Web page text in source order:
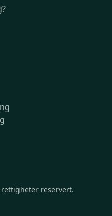
reservert.